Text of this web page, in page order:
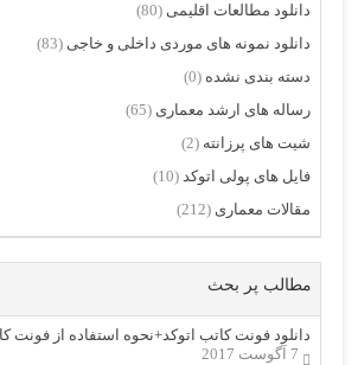
دانلود مطالعات اقلیمی (80)
دانلود نمونه های موردی داخلی و خاجی (83)
دسته بندی نشده (0)
رساله های ارشد معماری (65)
شیت های پرزانته (2)
فایل های پولی اتوکد (10)
مقالات معماری (212)
مطالب پر بحث
دانلود فونت کاتب اتوکد+نحوه استفاده از فونت
7 آگوست 2017